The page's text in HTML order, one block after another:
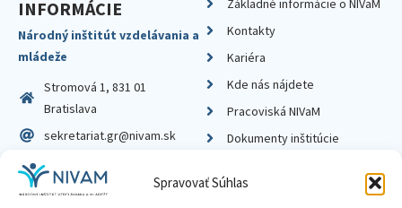
Spravovať Súhlas
INFORMÁCIE
Národný inštitút vzdelávania a
mládeže
Stromová 1, 831 01
Bratislava
sekretariat.gr@nivam.sk
IČO: 00164348
DIČ: 2020798714
Základné informácie o NIVaM
Kontakty
Kariéra
Kde nás nájdete
Pracoviská NIVaM
Dokumenty inštitúcie